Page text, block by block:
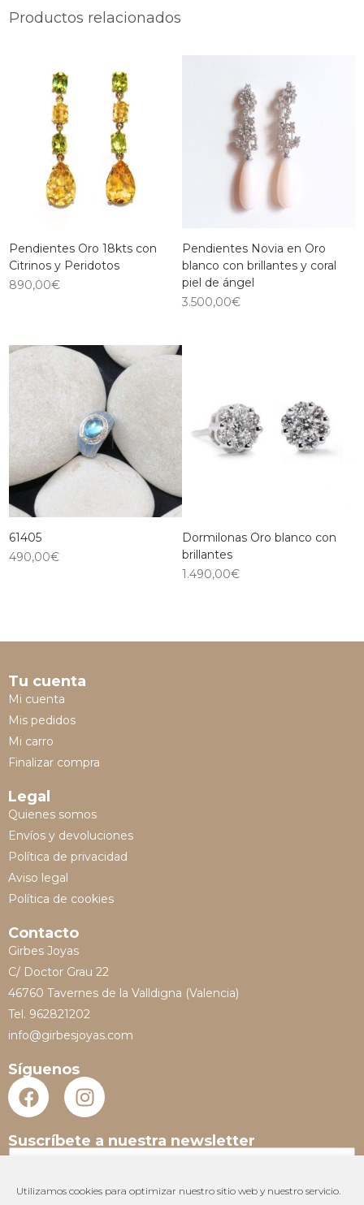
Utilizamos cookies para optimizar nuestro sitio web y nuestro servicio.
Productos relacionados
Pendientes Oro 18kts con
Citrinos y Peridotos
890,00€
Pendientes Novia en Oro
blanco con brillantes y coral
piel de ángel
3.500,00€
61405
490,00€
Dormilonas Oro blanco con
brillantes
1.490,00€
Tu cuenta
Mi cuenta
Mis pedidos
Mi carro
Finalizar compra
Legal
Quienes somos
Envíos y devoluciones
Política de privacidad
Aviso legal
Política de cookies
Contacto
Girbes Joyas
C/ Doctor Grau 22
46760 Tavernes de la Valldigna (Valencia)
Tel. 962821202
info@girbesjoyas.com
Síguenos
Suscríbete a nuestra newsletter
N
m